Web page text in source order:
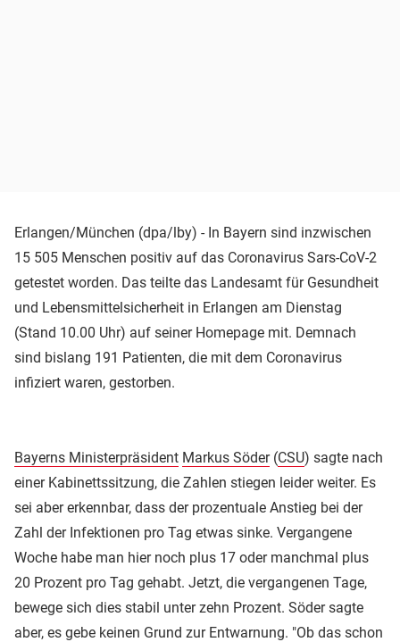
Erlangen/München (dpa/lby) - In Bayern sind inzwischen
15 505 Menschen positiv auf das Coronavirus Sars-CoV-2
getestet worden. Das teilte das Landesamt für Gesundheit
und Lebensmittelsicherheit in Erlangen am Dienstag
(Stand 10.00 Uhr) auf seiner Homepage mit. Demnach
sind bislang 191 Patienten, die mit dem Coronavirus
infiziert waren, gestorben.
Bayerns Ministerpräsident Markus Söder(CSU) sagte nach
einer Kabinettssitzung, die Zahlen stiegen leider weiter. Es
sei aber erkennbar, dass der prozentuale Anstieg bei der
Zahl der Infektionen pro Tag etwas sinke. Vergangene
Woche habe man hier noch plus 17 oder manchmal plus
20 Prozent pro Tag gehabt. Jetzt, die vergangenen Tage,
bewege sich dies stabil unter zehn Prozent. Söder sagte
aber, es gebe keinen Grund zur Entwarnung. "Ob das schon